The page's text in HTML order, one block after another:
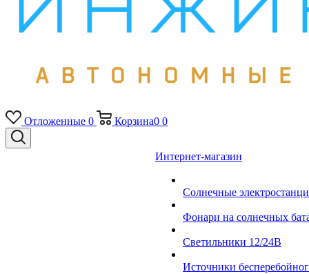
Отложенные 0 Корзина0 0
Интернет-магазин
Солнечные
Фонари на солнечных
Светильники 12/24В
Источники